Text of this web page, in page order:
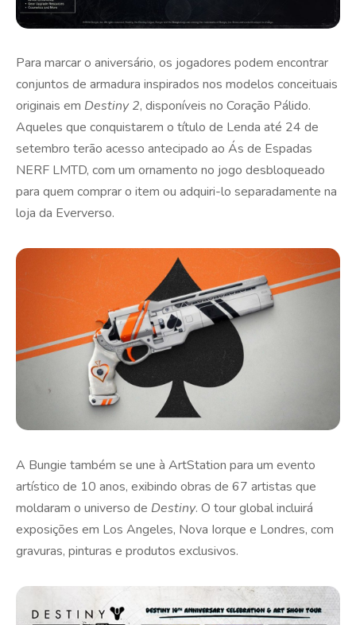
Para marcar o aniversário, os jogadores podem encontrar
conjuntos de armadura inspirados nos modelos conceituais
originais em Destiny 2, disponíveis no Coração Pálido.
Aqueles que conquistarem o título de Lenda até 24 de
setembro terão acesso antecipado ao Ás de Espadas
NERF LMTD, com um ornamento no jogo desbloqueado
para quem comprar o item ou adquiri-lo separadamente na
loja da Eververso.
A Bungie também se une à ArtStation para um evento
artístico de 10 anos, exibindo obras de 67 artistas que
moldaram o universo de Destiny. O tour global incluirá
exposições em Los Angeles, Nova Iorque e Londres, com
gravuras, pinturas e produtos exclusivos.